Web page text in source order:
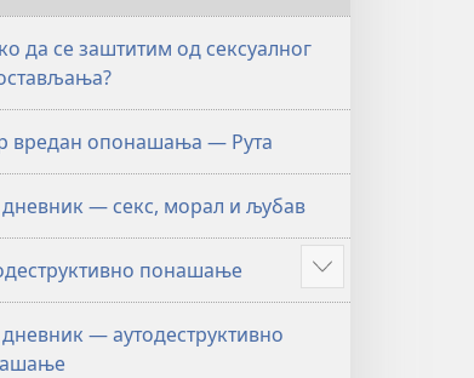
да се заштитим од сексуалног
вредан опонашања — Рута
— секс, морал и љубав
понашање Више
— аутодеструктивно